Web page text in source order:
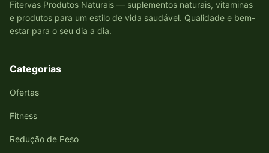
Fitervas Produtos Naturais — suplementos naturais, vitaminas
e produtos para um estilo de vida saudável. Qualidade e bem-
estar para o seu dia a dia.
Categorias
Ofertas
Fitness
Redução de Peso